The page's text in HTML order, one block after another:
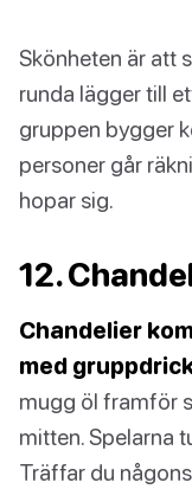
Skönheten är att
runda lägger till
gruppen bygger
personer går
hopar sig.
12.
Chandelier
med
mugg öl framför
mitten. Spelarna
Träffar du